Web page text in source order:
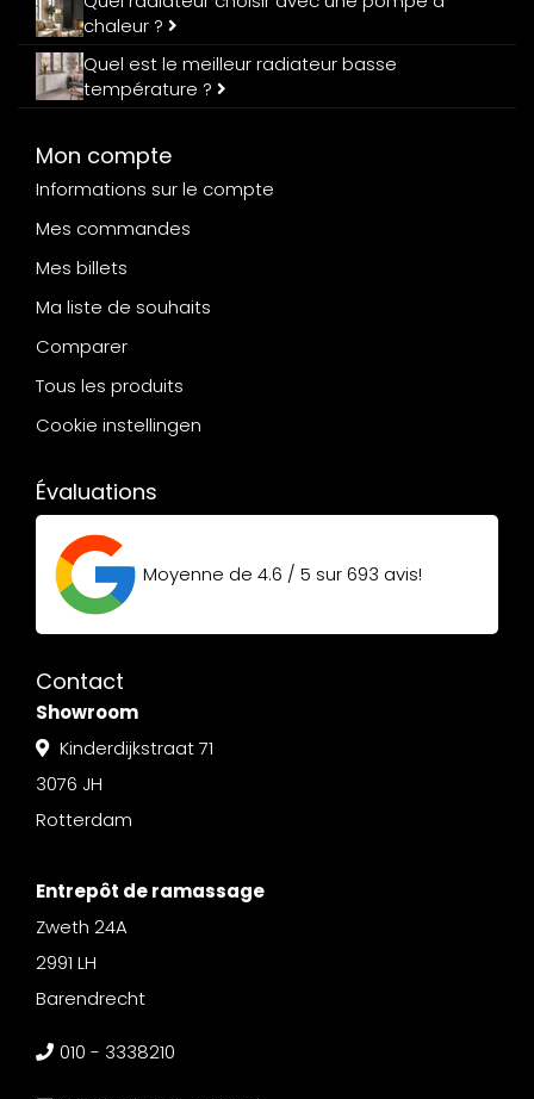
chaleur ?
Quel est le meilleur radiateur basse
température ?
Mon compte
Informations sur le compte
Mes commandes
Mes billets
Ma liste de souhaits
Comparer
Tous les produits
Cookie instellingen
Évaluations
Moyenne de 4.6 / 5 sur693 avis!
Contact
Showroom
Kinderdijkstraat 71
3076 JH
Rotterdam
Entrepôt de ramassage
Zweth 24A
2991 LH
Barendrecht
010 - 3338210